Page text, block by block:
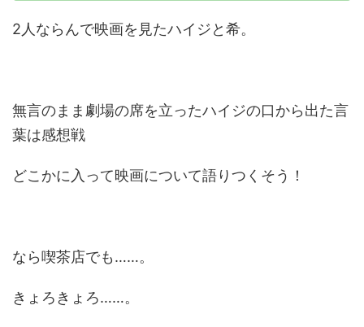
2人ならんで映画を見たハイジと希。
無言のまま劇場の席を立ったハイジの口から出た言
葉は感想戦
どこかに入って映画について語りつくそう！
なら喫茶店でも……。
きょろきょろ……。